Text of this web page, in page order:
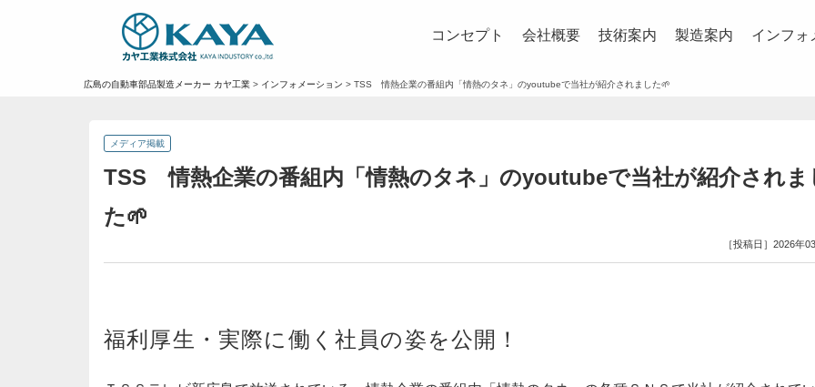
コンセプト 会社概要 技術案内 製造案内 インフォ
広島の自動車部品製造メーカー カヤ工業 > インフォメーション > TSS 情熱企業の番組内「情熱のタネ」のyoutubeで当社が紹介されました🌱
メディア掲載
TSS 情熱企業の番組内「情熱のタネ」のyoutubeで当社が紹介されま
た🌱
［投稿日］2026年
福利厚生・実際に働く社員の姿を公開！